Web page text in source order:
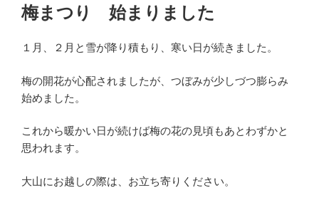
稿
日:
梅まつり 始まりました
１月、２月と雪が降り積もり、寒い日が続きました。
梅の開花が心配されましたが、つぼみが少しづつ膨らみ
始めました。
これから暖かい日が続けば梅の花の見頃もあとわずかと
思われます。
大山にお越しの際は、お立ち寄りください。